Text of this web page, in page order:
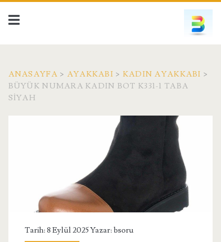
ANASAYFA > AYAKKABI > KADIN AYAKKABI >
BÜYÜK NUMARA KADIN BOT K331-1 TABA
SIYAH
Tarih: 8 Eylül 2025 Yazar: bsoru